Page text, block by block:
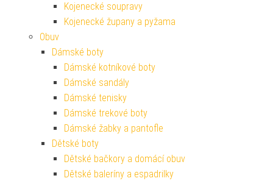
Kojenecké soupravy
Kojenecké župany a pyžama
Obuv
Dámské boty
Dámské kotníkové boty
Dámské sandály
Dámské tenisky
Dámské trekové boty
Dámské žabky a pantofle
Dětské boty
Dětské bačkory a domácí obuv
Dětské baleríny a espadrilky